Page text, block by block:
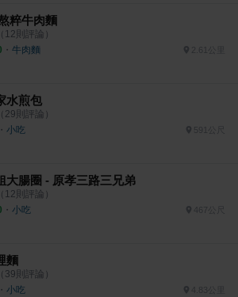
粹牛肉麵
（ 12則評論）
・ 牛肉麵
水煎包
（ 29則評論）
・ 小吃 591公尺
大腸圈 - 原孝三路三兄弟
（ 12則評論）
・ 小吃 467公尺
麵
（ 39則評論）
・ 小吃 4.83公里